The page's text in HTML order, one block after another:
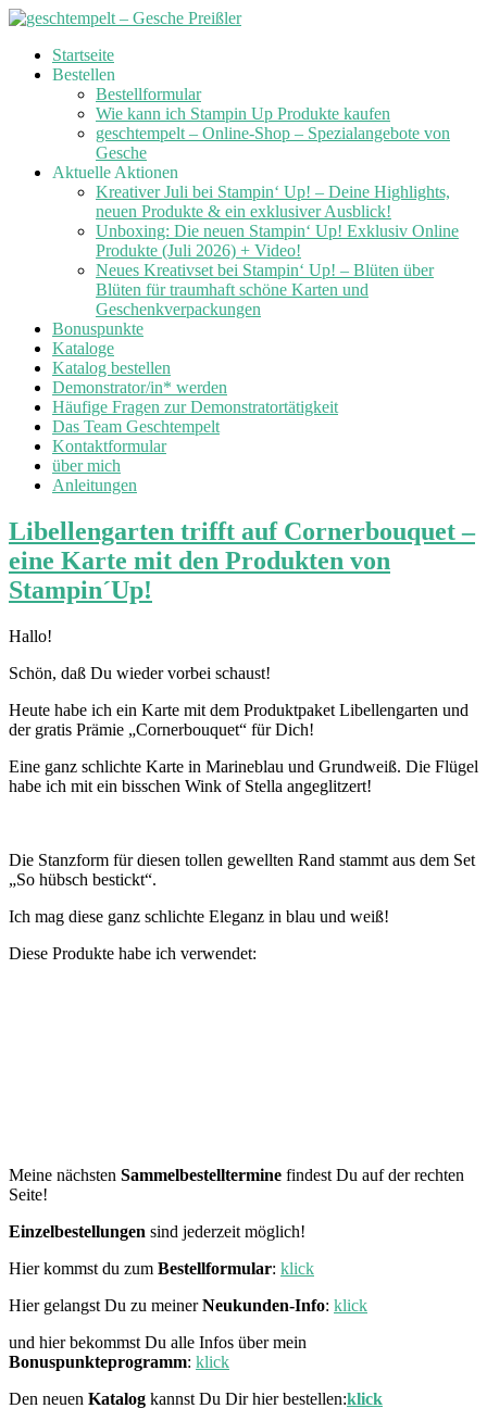
Skip
Startseite
Bestellen
Bestellformular
Wie kann ich Stampin Up Produkte kaufen
geschtempelt – Online-Shop – Spezialangebote von
Gesche
Aktuelle Aktionen
Kreativer Juli bei Stampin‘ Up! – Deine Highlights,
neuen Produkte & ein exklusiver Ausblick!
Unboxing: Die neuen Stampin‘ Up! Exklusiv Online
Produkte (Juli 2026) + Video!
Neues Kreativset bei Stampin‘ Up! – Blüten über
Blüten für traumhaft schöne Karten und
Geschenkverpackungen
Bonuspunkte
Kataloge
Katalog bestellen
Demonstrator/in* werden
Häufige Fragen zur Demonstratortätigkeit
Das Team Geschtempelt
Kontaktformular
über mich
Anleitungen
Libellengarten trifft auf Cornerbouquet –
eine Karte mit den Produkten von
Stampin´Up!
Hallo!
Schön, daß Du wieder vorbei schaust!
Heute habe ich ein Karte mit dem Produktpaket Libellengarten und
der gratis Prämie „Cornerbouquet“ für Dich!
Eine ganz schlichte Karte in Marineblau und Grundweiß. Die Flügel
habe ich mit ein bisschen Wink of Stella angeglitzert!
Die Stanzform für diesen tollen gewellten Rand stammt aus dem Set
„So hübsch bestickt“.
Ich mag diese ganz schlichte Eleganz in blau und weiß!
Diese Produkte habe ich verwendet:
Meine nächsten Sammelbestelltermine findest Du auf der rechten
Seite!
Einzelbestellungen sind jederzeit möglich!
Hier kommst du zum Bestellformular: klick
Hier gelangst Du zu meinerNeukunden-Info: klick
und hier bekommst Du alle Infos über mein
Bonuspunkteprogramm: klick
Den neuen Katalog kannst Du Dir hier bestellen:klick